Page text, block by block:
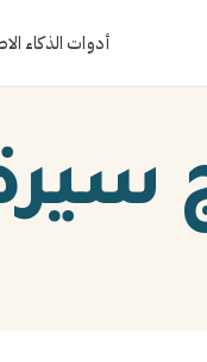
أدوات الذكاء